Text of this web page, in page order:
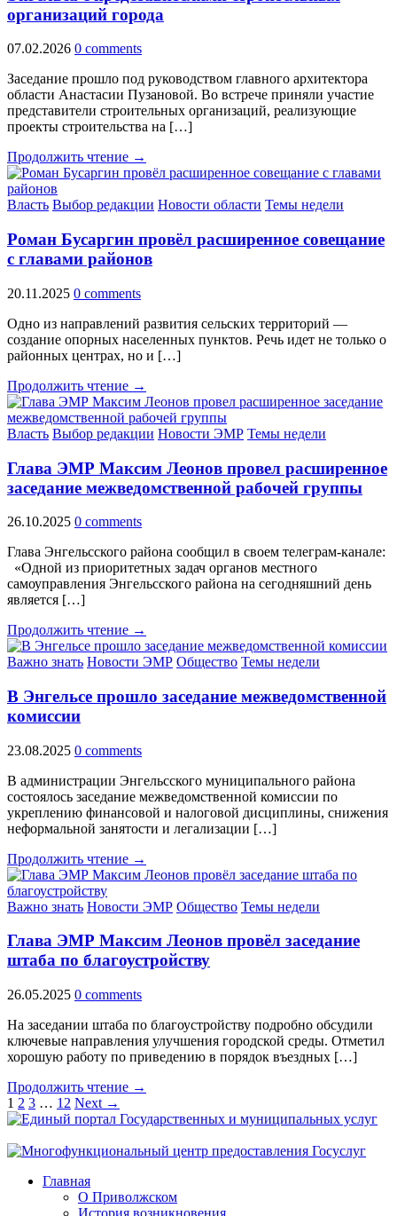
организаций города
07.02.2026 0 comments
Заседание прошло под руководством главного архитектора
области Анастасии Пузановой. Во встрече приняли участие
представители строительных организаций, реализующие
проекты строительства на […]
Продолжить чтение →
Власть Выбор редакции Новости области Темы недели
Роман Бусаргин провёл расширенное совещание
с главами районов
20.11.2025 0 comments
Одно из направлений развития сельских территорий —
создание опорных населенных пунктов. Речь идет не только о
районных центрах, но и […]
Продолжить чтение →
Власть Выбор редакции Новости ЭМР Темы недели
Глава ЭМР Максим Леонов провел расширенное
заседание межведомственной рабочей группы
26.10.2025 0 comments
Глава Энгельсского района сообщил в своем телеграм-канале:
«Одной из приоритетных задач органов местного
самоуправления Энгельсского района на сегодняшний день
является […]
Продолжить чтение →
Важно знать Новости ЭМР Общество Темы недели
В Энгельсе прошло заседание межведомственной
комиссии
23.08.2025 0 comments
В администрации Энгельсского муниципального района
состоялось заседание межведомственной комиссии по
укреплению финансовой и налоговой дисциплины, снижения
неформальной занятости и легализации […]
Продолжить чтение →
Важно знать Новости ЭМР Общество Темы недели
Глава ЭМР Максим Леонов провёл заседание
штаба по благоустройству
26.05.2025 0 comments
На заседании штаба по благоустройству подробно обсудили
ключевые направления улучшения городской среды. Отметил
хорошую работу по приведению в порядок въездных […]
Продолжить чтение →
1 2 3 … 12 Next →
Главная
О Приволжском